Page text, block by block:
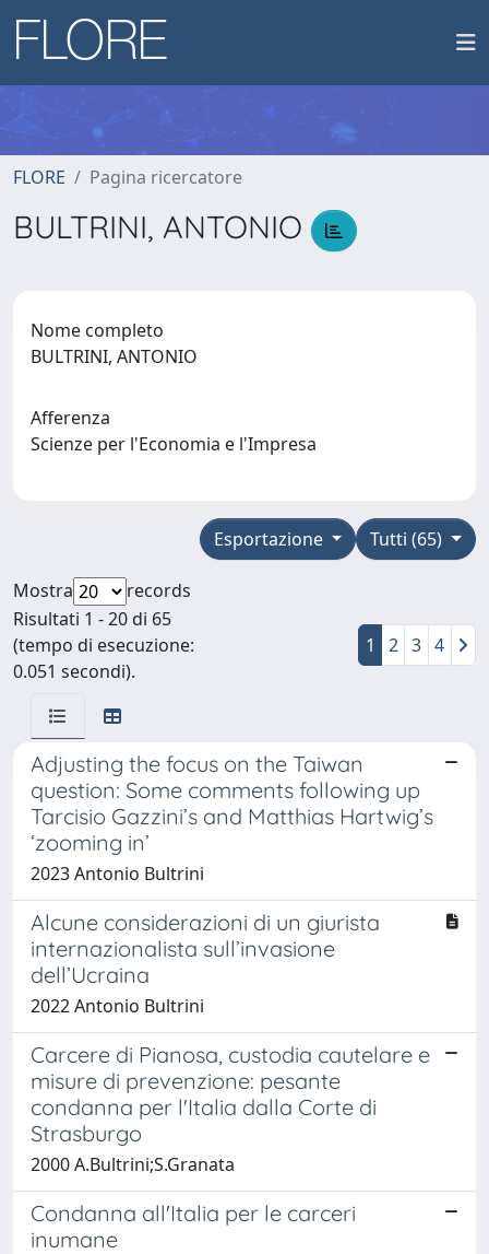
FLORE Pagina ricercatore
BULTRINI, ANTONIO
Nome completo
BULTRINI, ANTONIO
Afferenza
Scienze per l'Economia e l'Impresa
Tutti (65)
Esportazione
Mostra
records
Risultati 1 - 20 di 65
(tempo di esecuzione:
0.051 secondi).
1 2 3 4
Adjusting the focus on the Taiwan
question: Some comments following up
Tarcisio Gazzini’s and Matthias Hartwig’s
‘zooming in’
2023 Antonio Bultrini
Alcune considerazioni di un giurista
internazionalista sull’invasione
dell’Ucraina
2022 Antonio Bultrini
Carcere di Pianosa, custodia cautelare e
misure di prevenzione: pesante
condanna per l'Italia dalla Corte di
Strasburgo
2000 A.Bultrini;S.Granata
Condanna all'Italia per le carceri
inumane